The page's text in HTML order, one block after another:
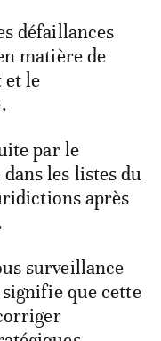
défaillances
matière de
le
par le
les listes du
après
surveillance
que cette